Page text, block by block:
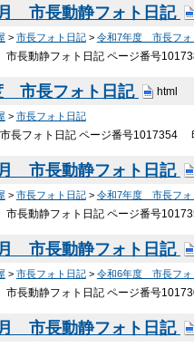
市長動静フォト日記
> 市長フォト日記> 令和7年度 市長フォ
長動静フォト日記 ページ番号
市長フォト日記 html
> 市長フォト日記
長フォト日記 ページ番号
市長動静フォト日記
> 市長フォト日記> 令和7年度 市長フォ
長動静フォト日記 ページ番号
市長動静フォト日記
> 市長フォト日記> 令和6年度 市長フォ
長動静フォト日記 ページ番号
市長動静フォト日記